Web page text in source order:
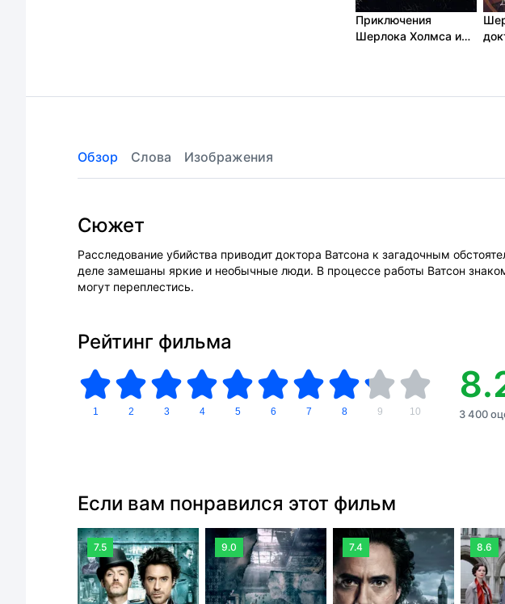
Приключения
Шерлока Холмса и
Обзор Слова Изображения
Сюжет
Расследование убийства приводит доктора Ватсона к загадочным
деле замешаны яркие и необычные люди. В процессе работы Ватсон
могут переплестись.
Рейтинг фильма
1 2 3 4 5 6 7 8 9 10 3 400
Если вам понравился этот фильм
7.5 9.0 7.4 8.6